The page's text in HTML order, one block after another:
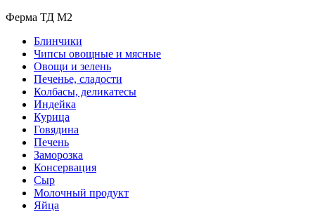
Ферма ТД М2
Блинчики
Чипсы овощные и мясные
Овощи и зелень
Печенье, сладости
Колбасы, деликатесы
Индейка
Курица
Говядина
Печень
Заморозка
Консервация
Сыр
Молочный продукт
Яйца